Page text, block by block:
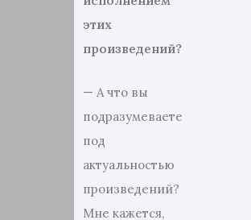
этих
произведений?
— А что вы
подразумеваете
под
актуальностью
произведений?
Мне кажется,